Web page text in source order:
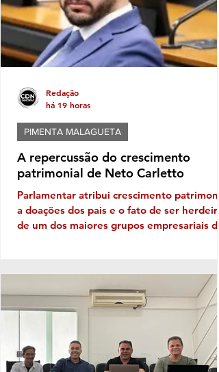
análise individual da Justiça. A ini
A repercussão do crescimento
patrimonial de Neto Carletto
Parlamentar atribui crescimento
a doações dos pais e o fato de ser herdeiro
de um dos maiores grupos empresariais da
pode isso! Carletinho, que diminuitivo só o
nome mesmo, afinal o nobre deputado
federal que era do PP e agora está no
patrimonial em 2022 de R$ 591,6 mil reais
para algo em torno de 34,3 milhões neste
PIMENTA MALAGUETA
Redação
há 19 horas